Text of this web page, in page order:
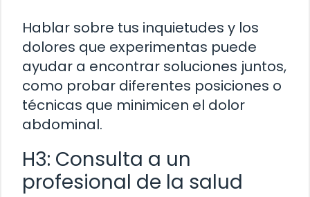
Hablar sobre tus inquietudes y los
dolores que experimentas puede
ayudar a encontrar soluciones juntos,
como probar diferentes posiciones o
técnicas que minimicen el dolor
abdominal.
H3: Consulta a un
profesional de la salud